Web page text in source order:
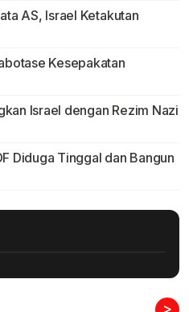
AS, Israel Ketakutan
Kesepakatan
Israel dengan Rezim Nazi
Diduga Tinggal dan Bangun
>